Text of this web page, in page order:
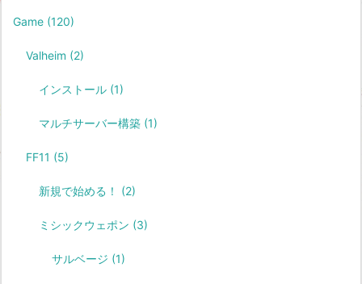
Game (120)
Valheim (2)
インストール (1)
マルチサーバー構築 (1)
FF11 (5)
新規で始める！ (2)
ミシックウェポン (3)
サルベージ (1)